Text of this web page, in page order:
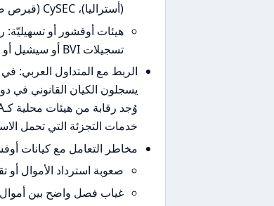
(أستراليا)، CySEC (قبرص ضمن الاتحاد الأوروبي) – الترخيص منها يضيف قدرًا كبيرًا من الحماية.
هيئات أوفشور أو
تسجيلات BVI أو سيشيل أو سانت فنسنت) تعتبر أقل حماية للمتداولين.
الربط مع المتداول العربي: في
يسجلون الكيان القانوني في
خدمات التجزئة التي تحمل
مخاطر التعامل مع كيانات
صعوبة استرداد الأموال أو
غياب فصل واضح بين أموال